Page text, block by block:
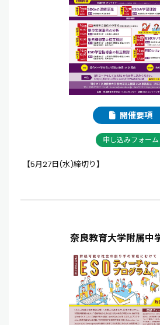
開催要項
申し込みフォーム
【5月27日(水)締切り】
奈良教育大学附属中